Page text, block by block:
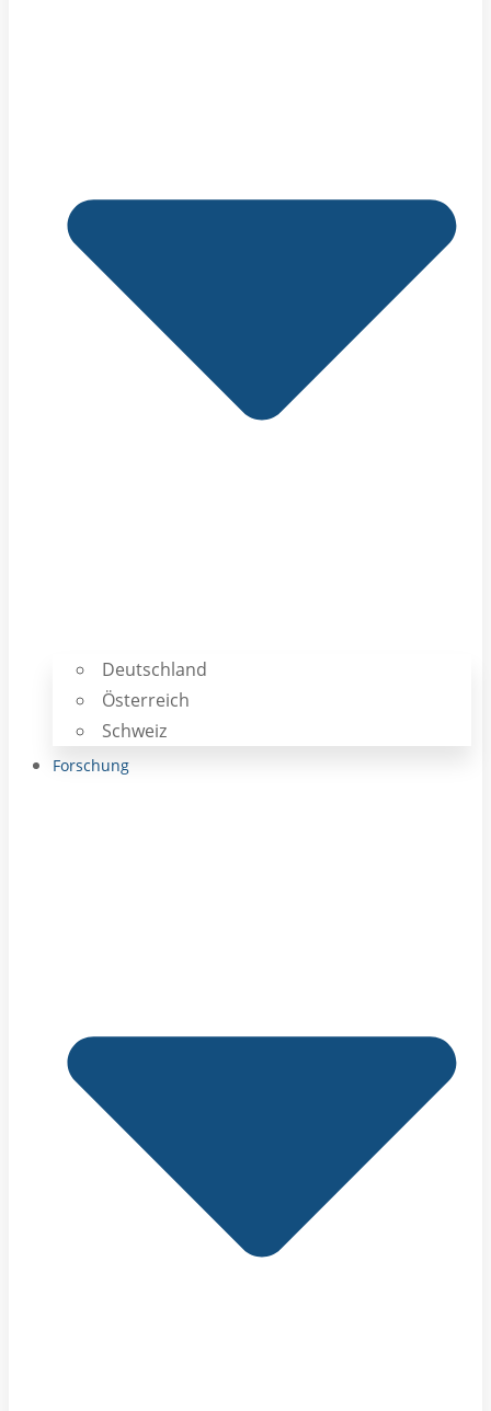
Deutschland
Österreich
Schweiz
Forschung